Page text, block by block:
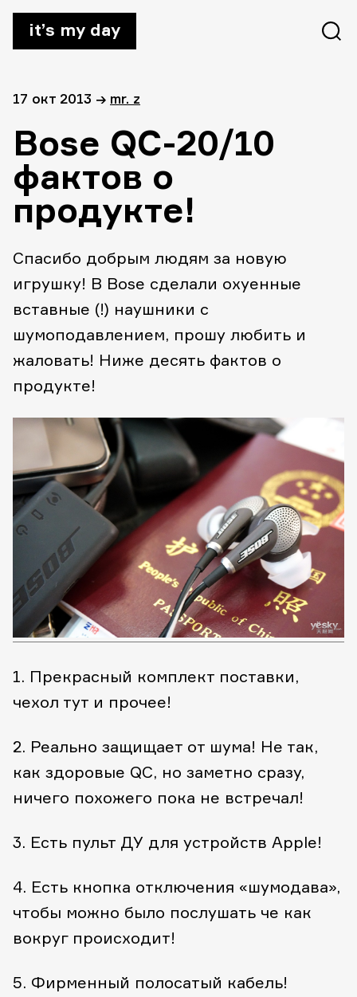
it’s my day
17 окт 2013 → mr. z
Bose QC-20/10
фактов о
продукте!
Спасибо добрым людям за новую
игрушку! В Bose сделали охуенные
вставные (!) наушники с
шумоподавлением, прошу любить и
жаловать! Ниже десять фактов о
продукте!
1. Прекрасный комплект поставки,
чехол тут и прочее!
2. Реально защищает от шума! Не так,
как здоровые QС, но заметно сразу,
ничего похожего пока не встречал!
3. Есть пульт ДУ для устройств Apple!
4. Есть кнопка отключения «шумодава»,
чтобы можно было послушать че как
вокруг происходит!
5. Фирменный полосатый кабель!